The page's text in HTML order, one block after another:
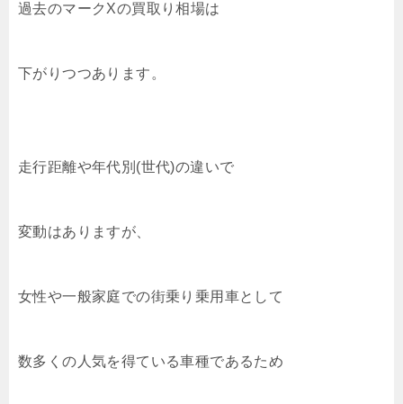
過去のマークXの買取り相場は
下がりつつあります。
走行距離や年代別(世代)の違いで
変動はありますが、
女性や一般家庭での街乗り乗用車として
数多くの人気を得ている車種であるため